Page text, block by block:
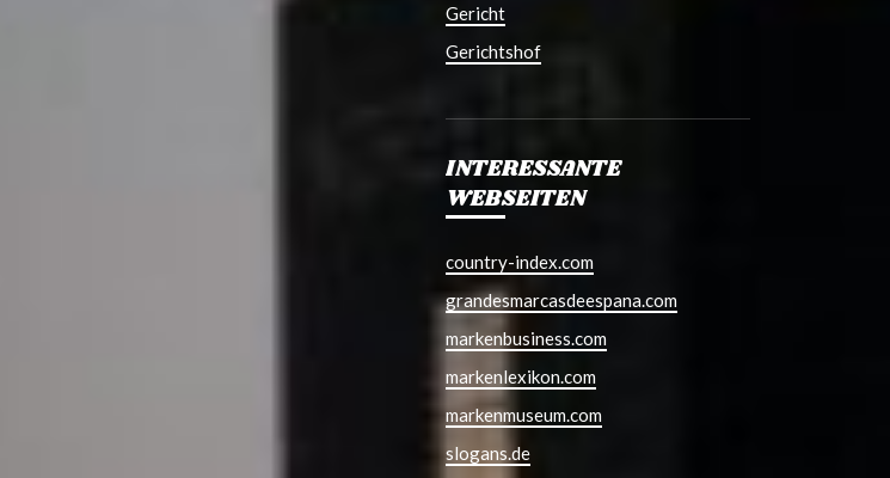
Gericht
Gerichtshof
INTERESSANTE
WEBSEITEN
country-index.com
grandesmarcasdeespana.com
markenbusiness.com
markenlexikon.com
markenmuseum.com
slogans.de